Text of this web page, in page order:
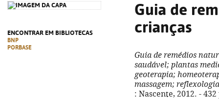
ENCONTRAR EM BIBLIOTECAS
BNP
PORBASE
Guia de
crianças
Guia de remédios
saudável; plantas
geoterapia;
massagem; reflexologia
: Nascente, 2012. -